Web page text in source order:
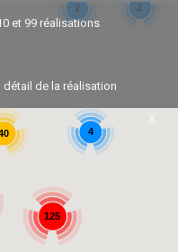
125
2 2
4
et 99 réalisations
de la réalisation
X